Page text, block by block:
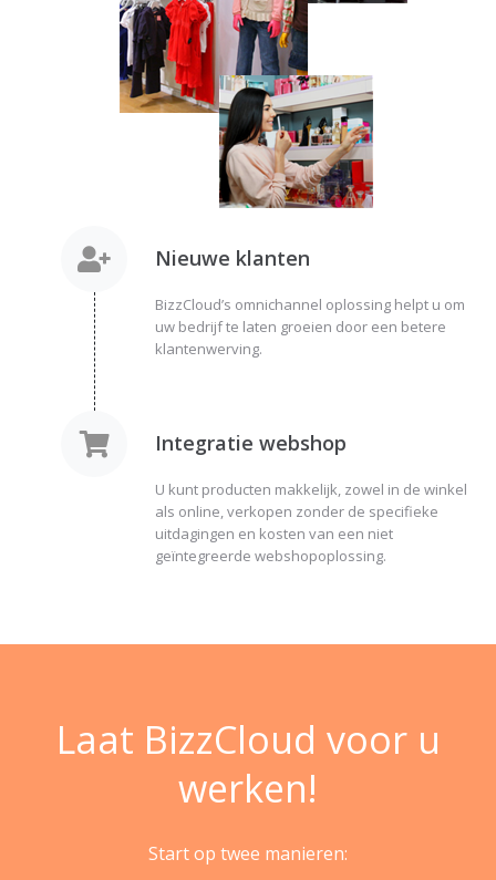
Nieuwe klanten
BizzCloud’s omnichannel oplossing helpt u om
uw bedrijf te laten groeien door een betere
klantenwerving.
Integratie webshop
U kunt producten makkelijk, zowel in de winkel
als online, verkopen zonder de specifieke
uitdagingen en kosten van een niet
geïntegreerde webshopoplossing.
Laat BizzCloud voor u
werken!
Start op twee manieren: